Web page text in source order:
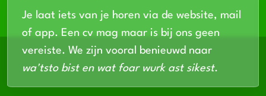
Je laat iets van je horen via de website, mail
of app. Een cv mag maar is bij ons geen
vereiste. We zijn vooral benieuwd naar
wa'tsto bist en wat foar wurk ast sikest.